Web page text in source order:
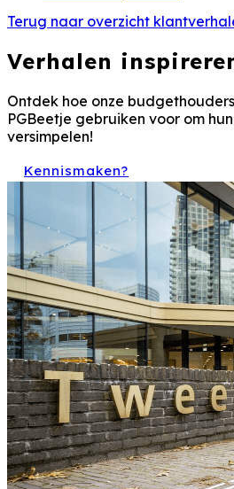
Terug naar overzicht
Verhalen
Ontdek hoe onze
PGBeetje gebruiken voor om
versimpelen!
Kennismaken?